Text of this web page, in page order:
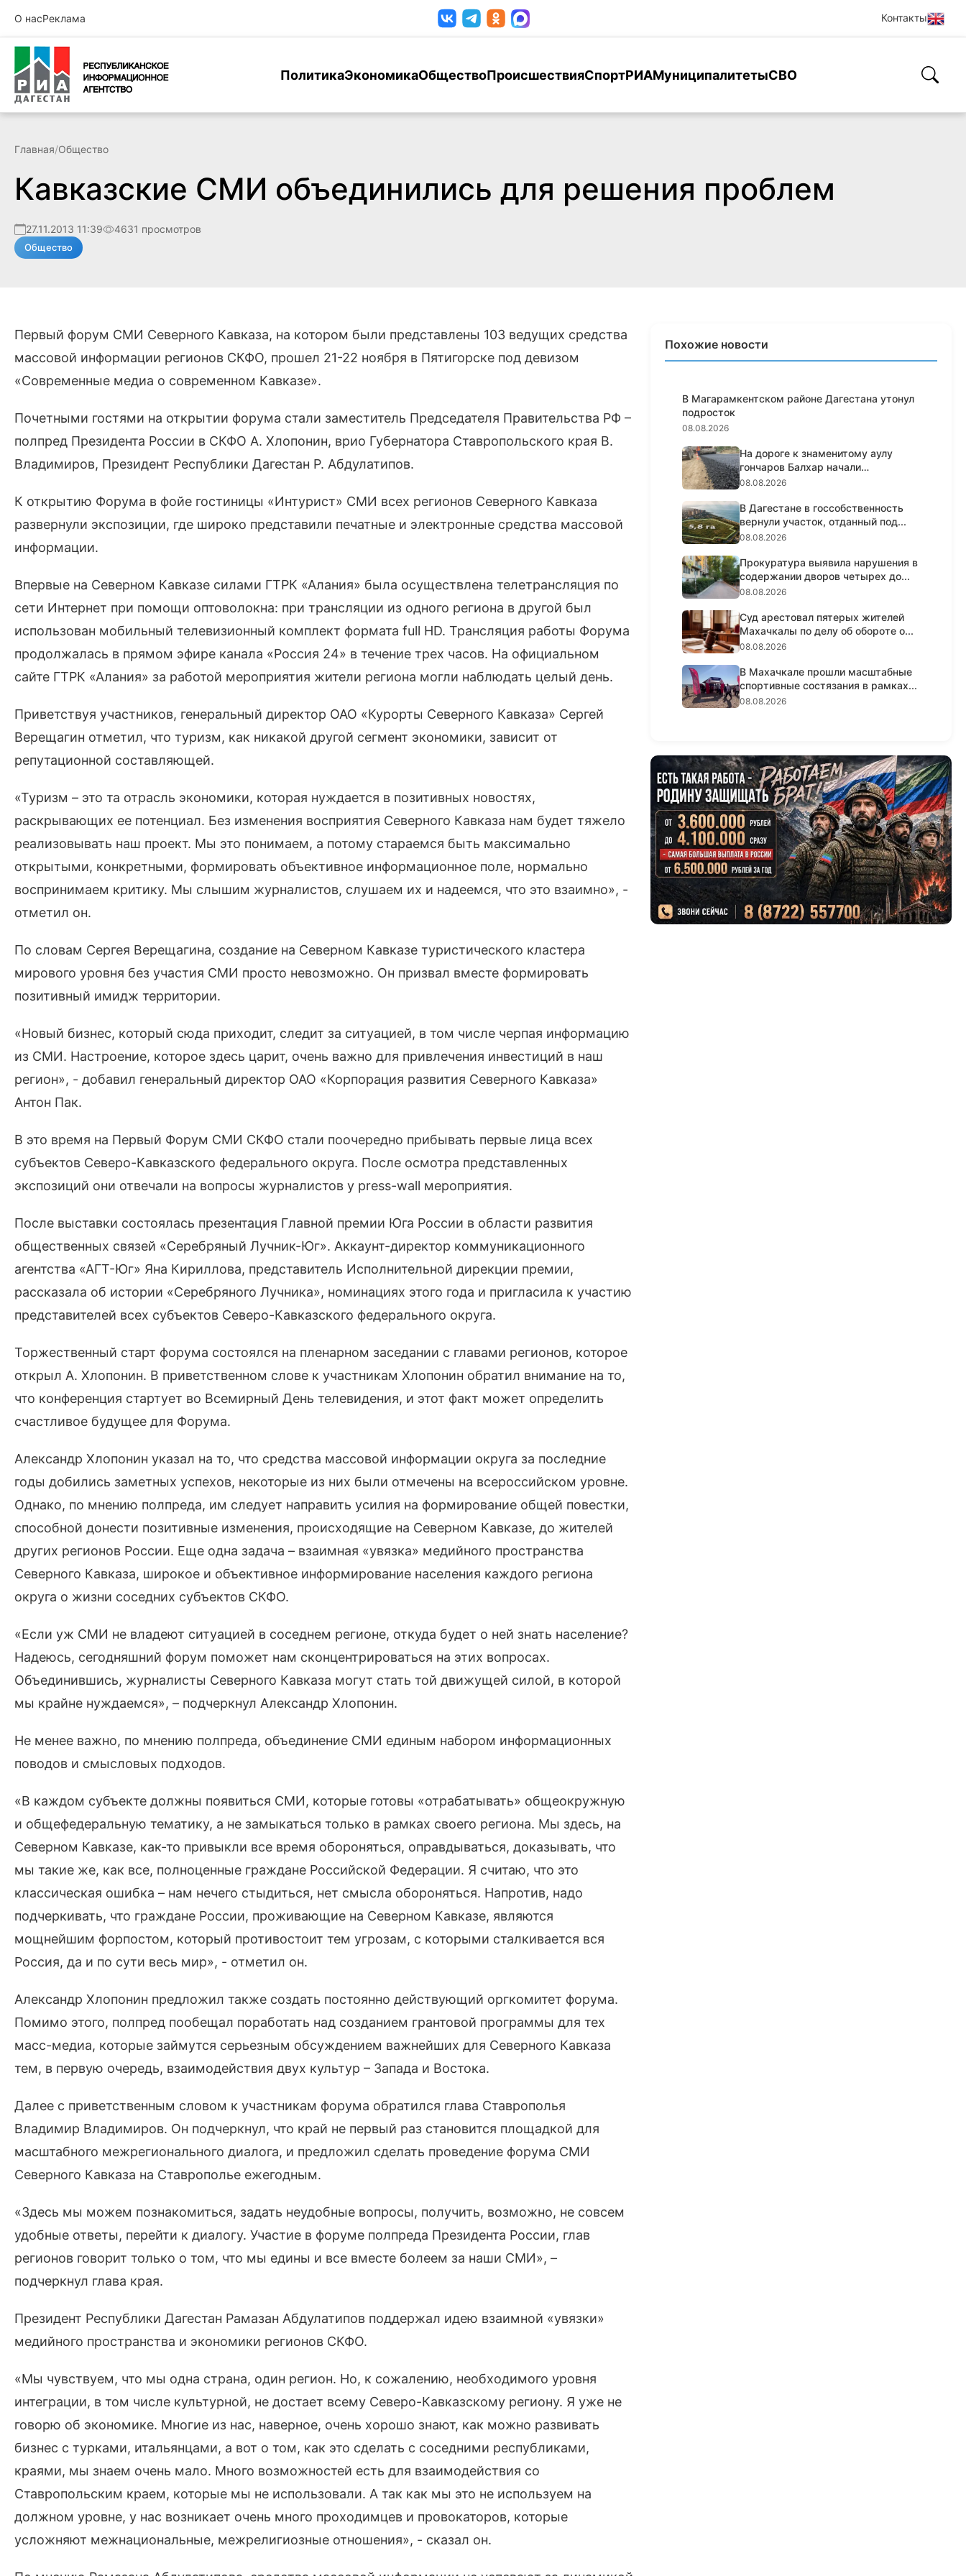
О насРеклама Контакты
ПолитикаЭкономикаОбществоПроисшествияСпортРИАМуниципалитетыСВО
Главная/Общество
Кавказские СМИ объединились для решения проблем
27.11.2013 11:39 4631 просмотров
Общество
Первый форум СМИ Северного Кавказа, на котором были представлены 103 ведущих средства
массовой информации регионов СКФО, прошел 21-22 ноября в Пятигорске под девизом
«Современные медиа о современном Кавказе».
Почетными гостями на открытии форума стали заместитель Председателя Правительства РФ –
полпред Президента России в СКФО А. Хлопонин, врио Губернатора Ставропольского края В.
Владимиров, Президент Республики Дагестан Р. Абдулатипов.
К открытию Форума в фойе гостиницы «Интурист» СМИ всех регионов Северного Кавказа
развернули экспозиции, где широко представили печатные и электронные средства массовой
информации.
Впервые на Северном Кавказе силами ГТРК «Алания» была осуществлена телетрансляция по
сети Интернет при помощи оптоволокна: при трансляции из одного региона в другой был
использован мобильный телевизионный комплект формата full HD. Трансляция работы Форума
продолжалась в прямом эфире канала «Россия 24» в течение трех часов. На официальном
сайте ГТРК «Алания» за работой мероприятия жители региона могли наблюдать целый день.
Приветствуя участников, генеральный директор ОАО «Курорты Северного Кавказа» Сергей
Верещагин отметил, что туризм, как никакой другой сегмент экономики, зависит от
репутационной составляющей.
«Туризм – это та отрасль экономики, которая нуждается в позитивных новостях,
раскрывающих ее потенциал. Без изменения восприятия Северного Кавказа нам будет тяжело
реализовывать наш проект. Мы это понимаем, а потому стараемся быть максимально
открытыми, конкретными, формировать объективное информационное поле, нормально
воспринимаем критику. Мы слышим журналистов, слушаем их и надеемся, что это взаимно», -
отметил он.
По словам Сергея Верещагина, создание на Северном Кавказе туристического кластера
мирового уровня без участия СМИ просто невозможно. Он призвал вместе формировать
позитивный имидж территории.
«Новый бизнес, который сюда приходит, следит за ситуацией, в том числе черпая информацию
из СМИ. Настроение, которое здесь царит, очень важно для привлечения инвестиций в наш
регион», - добавил генеральный директор ОАО «Корпорация развития Северного Кавказа»
Антон Пак.
В это время на Первый Форум СМИ СКФО стали поочередно прибывать первые лица всех
субъектов Северо-Кавказского федерального округа. После осмотра представленных
экспозиций они отвечали на вопросы журналистов у press-wall мероприятия.
После выставки состоялась презентация Главной премии Юга России в области развития
общественных связей «Серебряный Лучник-Юг». Аккаунт-директор коммуникационного
агентства «АГТ-Юг» Яна Кириллова, представитель Исполнительной дирекции премии,
рассказала об истории «Серебряного Лучника», номинациях этого года и пригласила к участию
представителей всех субъектов Северо-Кавказского федерального округа.
Торжественный старт форума состоялся на пленарном заседании с главами регионов, которое
открыл А. Хлопонин. В приветственном слове к участникам Хлопонин обратил внимание на то,
что конференция стартует во Всемирный День телевидения, и этот факт может определить
счастливое будущее для Форума.
Александр Хлопонин указал на то, что средства массовой информации округа за последние
годы добились заметных успехов, некоторые из них были отмечены на всероссийском уровне.
Однако, по мнению полпреда, им следует направить усилия на формирование общей повестки,
способной донести позитивные изменения, происходящие на Северном Кавказе, до жителей
других регионов России. Еще одна задача – взаимная «увязка» медийного пространства
Северного Кавказа, широкое и объективное информирование населения каждого региона
округа о жизни соседних субъектов СКФО.
«Если уж СМИ не владеют ситуацией в соседнем регионе, откуда будет о ней знать население?
Надеюсь, сегодняшний форум поможет нам сконцентрироваться на этих вопросах.
Объединившись, журналисты Северного Кавказа могут стать той движущей силой, в которой
мы крайне нуждаемся», – подчеркнул Александр Хлопонин.
Не менее важно, по мнению полпреда, объединение СМИ единым набором информационных
поводов и смысловых подходов.
«В каждом субъекте должны появиться СМИ, которые готовы «отрабатывать» общеокружную
и общефедеральную тематику, а не замыкаться только в рамках своего региона. Мы здесь, на
Северном Кавказе, как-то привыкли все время обороняться, оправдываться, доказывать, что
мы такие же, как все, полноценные граждане Российской Федерации. Я считаю, что это
классическая ошибка – нам нечего стыдиться, нет смысла обороняться. Напротив, надо
подчеркивать, что граждане России, проживающие на Северном Кавказе, являются
мощнейшим форпостом, который противостоит тем угрозам, с которыми сталкивается вся
Россия, да и по сути весь мир», - отметил он.
Александр Хлопонин предложил также создать постоянно действующий оргкомитет форума.
Помимо этого, полпред пообещал поработать над созданием грантовой программы для тех
масс-медиа, которые займутся серьезным обсуждением важнейших для Северного Кавказа
тем, в первую очередь, взаимодействия двух культур – Запада и Востока.
Далее с приветственным словом к участникам форума обратился глава Ставрополья
Владимир Владимиров. Он подчеркнул, что край не первый раз становится площадкой для
масштабного межрегионального диалога, и предложил сделать проведение форума СМИ
Северного Кавказа на Ставрополье ежегодным.
«Здесь мы можем познакомиться, задать неудобные вопросы, получить, возможно, не совсем
удобные ответы, перейти к диалогу. Участие в форуме полпреда Президента России, глав
регионов говорит только о том, что мы едины и все вместе болеем за наши СМИ», –
подчеркнул глава края.
Президент Республики Дагестан Рамазан Абдулатипов поддержал идею взаимной «увязки»
медийного пространства и экономики регионов СКФО.
«Мы чувствуем, что мы одна страна, один регион. Но, к сожалению, необходимого уровня
интеграции, в том числе культурной, не достает всему Северо-Кавказскому региону. Я уже не
говорю об экономике. Многие из нас, наверное, очень хорошо знают, как можно развивать
бизнес с турками, итальянцами, а вот о том, как это сделать с соседними республиками,
краями, мы знаем очень мало. Много возможностей есть для взаимодействия со
Ставропольским краем, которые мы не использовали. А так как мы это не используем на
должном уровне, у нас возникает очень много проходимцев и провокаторов, которые
усложняют межнациональные, межрелигиозные отношения», - сказал он.
Похожие новости
В Магарамкентском районе Дагестана утонул
подросток
08.08.2026
На дороге к знаменитому аулу
гончаров Балхар начали
укладыва...
08.08.2026
В Дагестане в госсобственность
вернули участок, отданный под...
08.08.2026
Прокуратура выявила нарушения в
содержании дворов четырех до...
08.08.2026
Суд арестовал пятерых жителей
Махачкалы по делу об обороте о...
08.08.2026
В Махачкале прошли масштабные
спортивные состязания в рамках...
08.08.2026